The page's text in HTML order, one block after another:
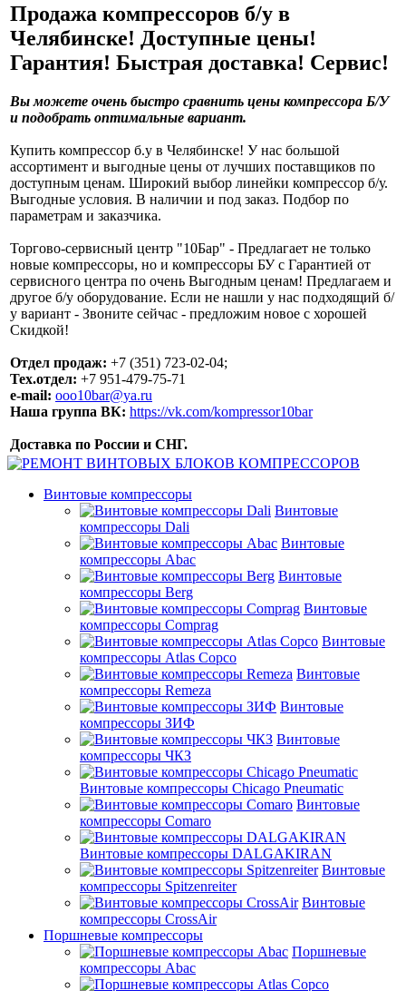
Продажа компрессоров б/у в
Челябинске! Доступные цены!
Гарантия! Быстрая доставка! Сервис!
Вы можете очень быстро сравнить цены компрессора Б/У
и подобрать оптимальные вариант.
Купить компрессор б.у в Челябинске! У нас большой
ассортимент и выгодные цены от лучших поставщиков по
доступным ценам. Широкий выбор линейки компрессор б/у.
Выгодные условия. В наличии и под заказ. Подбор по
параметрам и заказчика.
Торгово-сервисный центр "10Бар" - Предлагает не только
новые компрессоры, но и компрессоры БУ с Гарантией от
сервисного центра по очень Выгодным ценам! Предлагаем и
другое б/у оборудование. Если не нашли у нас подходящий б/
у вариант - Звоните сейчас - предложим новое с хорошей
Скидкой!
Отдел продаж: +7 (351) 723-02-04;
Тех.отдел: +7 951-479-75-71
e-mail: ooo10bar@ya.ru
Наша группа ВК: https://vk.com/kompressor10bar
Доставка по России и СНГ.
Винтовые компрессоры
Винтовые
компрессоры Dali
Винтовые
компрессоры Abac
Винтовые
компрессоры Berg
Винтовые
компрессоры Comprag
Винтовые
компрессоры Atlas Copco
Винтовые
компрессоры Remeza
Винтовые
компрессоры ЗИФ
Винтовые
компрессоры ЧКЗ
Винтовые компрессоры Chicago Pneumatic
Винтовые
компрессоры Comaro
Винтовые компрессоры DALGAKIRAN
Винтовые
компрессоры Spitzenreiter
Винтовые
компрессоры CrossAir
Поршневые компрессоры
Поршневые
компрессоры Abac